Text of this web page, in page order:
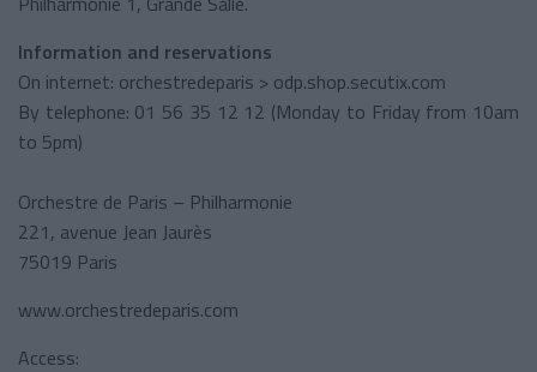
Information and reservations
On internet: orchestredeparis > odp.shop.secutix.com
By telephone: 01 56 35 12 12 (Monday to Friday from 10am
to 5pm)
Orchestre de Paris – Philharmonie
221, avenue Jean Jaurès
75019 Paris
www.orchestredeparis.com
Access: